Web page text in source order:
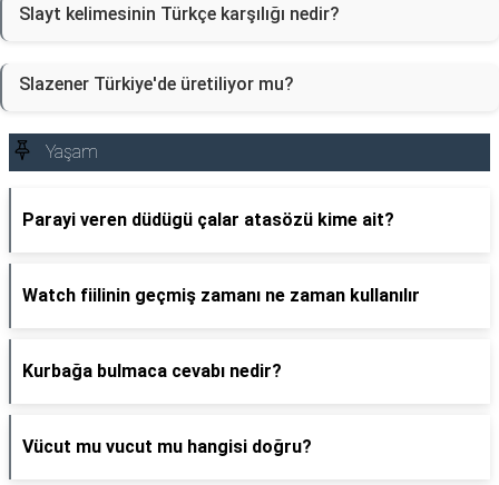
Slayt kelimesinin Türkçe karşılığı nedir?
Slazener Türkiye'de üretiliyor mu?
Yaşam
Parayi veren düdügü çalar atasözü kime ait?
Watch fiilinin geçmiş zamanı ne zaman kullanılır
Kurbağa bulmaca cevabı nedir?
Vücut mu vucut mu hangisi doğru?